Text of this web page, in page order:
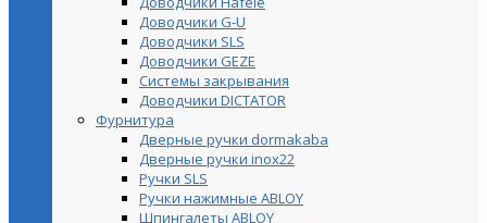
Доводчики G-U
Доводчики SLS
Доводчики GEZE
Cистемы закрывания
Доводчики DICTATOR
Фурнитура
Дверные ручки dormakaba
Дверные ручки inox22
Ручки SLS
Ручки нажимные ABLOY
Шпингалеты ABLOY